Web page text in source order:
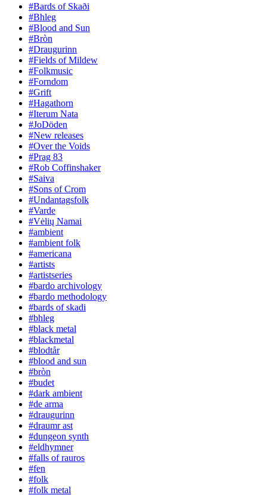
#Bards of Skaði
#Bhleg
#Blood and Sun
#Bròn
#Draugurinn
#Fields of Mildew
#Folkmusic
#Forndom
#Grift
#Hagathorn
#Iterum Nata
#JoDöden
#New releases
#Over the Voids
#Prag 83
#Rob Coffinshaker
#Saiva
#Sons of Crom
#Undantagsfolk
#Varde
#Vėlių Namai
#ambient
#ambient folk
#americana
#artists
#artistseries
#bardo archivology
#bardo methodology
#bards of skadi
#bhleg
#black metal
#blackmetal
#blodtår
#blood and sun
#bròn
#budet
#dark ambient
#de arma
#draugurinn
#draumr ast
#dungeon synth
#eldhymner
#falls of rauros
#fen
#folk
#folk metal